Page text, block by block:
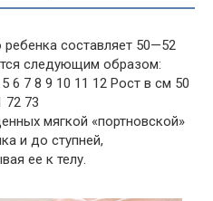
составляет 50—52
следующим образом:
6 7 8 9 10 11 12 Рост в см 50
72 73
мягкой «портновской»
и до ступней,
ее к телу.